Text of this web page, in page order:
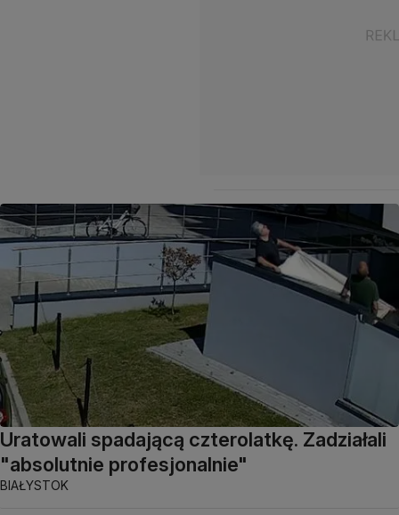
Uratowali spadającą czterolatkę. Zadziałali
"absolutnie profesjonalnie"
BIAŁYSTOK